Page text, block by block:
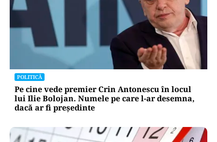
POLITICĂ
Pe cine vede premier Crin Antonescu în locul
lui Ilie Bolojan. Numele pe care l-ar desemna,
dacă ar fi președinte